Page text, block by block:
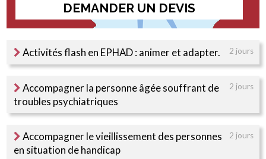
DEMANDER UN DEVIS
Activités flash en EPHAD : animer et adapter. 2 jours
Accompagner la personne âgée souffrant de
troubles psychiatriques
2 jours
Accompagner le vieillissement des personnes
en situation de handicap
2 jours